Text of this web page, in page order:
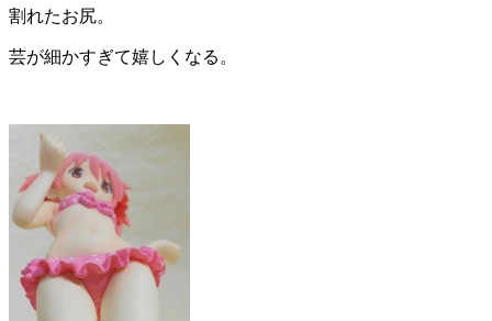
割れたお尻。
芸が細かすぎて嬉しくなる。